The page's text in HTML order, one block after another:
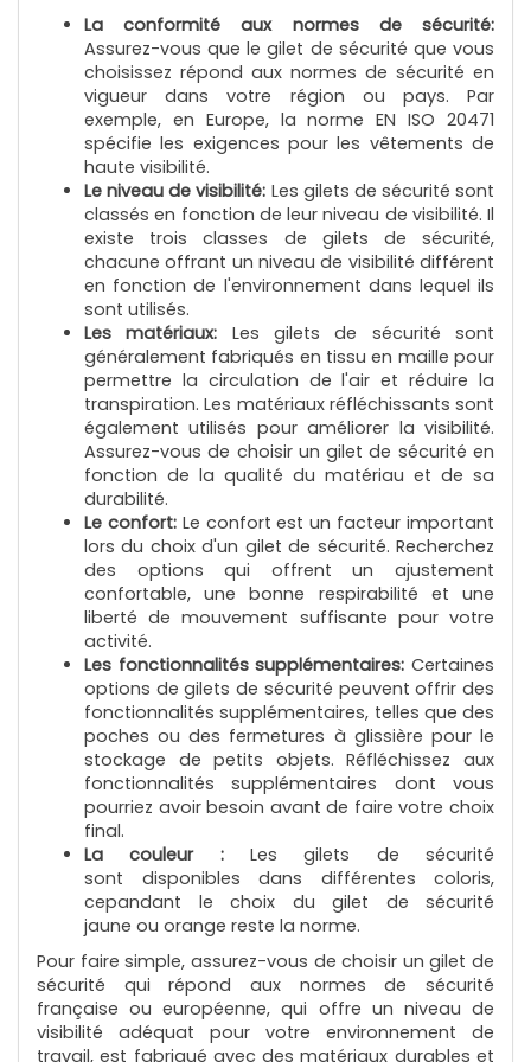
vous pouvez ajouter votre logo, une photo ou un texte,
afin que vous soyez facilement identifiable lors de vos
événements ou sur votre lieu de travail. De plus, notre
gamme de gilet jaune imprimé sont disponibles en
différentes tailles pour s'adapter à toutes les
morphologies.
Pour personnaliser votre gilet sécurité, nous vous
proposons plusieurs techniques, telles que la broderie, la
sérigraphie ou le transfert. Avec la broderie, votre logo ou
votre texte sera cousu directement sur le gilet de
sécurité, ce qui offre une finition de qualité et une
durabilité. Pour le flocage gilet de securite, vous pourrez
également choisir la sérigraphie, quant à elle, permet
d'imprimer votre design directement sur le gilet avec une
grande précision. Enfin, le transfert vous permet de
transférer votre design sur le gilet à l'aide de la chaleur.
Nos gilets de sécurité personnalisables avec votre logo
sont idéal pour les professionnels de la sécurité, les
organisateurs d'événements, les entreprises ou toute
personne souhaitant être visible et identifiable. Avec un
gilet sécurité de haute visibilité, vous pouvez être sûr
d'avoir un produit de qualité qui répondra à tous vos
besoins en termes de personnalisation et de sécurité.
Gilet de sécurité à haute visibilité personnalisable pour
entreprise et collectivité
Pour garantir la sécurité des professionnels, il est
essentiel de s'équiper d'un gilet de haute visibilité. Notre
gamme de gilets de sécurité haute visibilité
personnalisable est l'indispensable pour rester visible en
toute circonstance. Disponibles en orange ou jaune fluo,
ces gilets sont proposés aussi dans des couleurs blanc,
bleu, rouge, orange ou vert. Conçus pour être portés
par-dessus les vêtements, ces gilets de sécurité haute
visibilité sont particulièrement adaptés aux périodes
estivales où les vêtements de sécurité classiques
peuvent être trop encombrants et entraîner une gêne
pour les travailleurs.
Notre gamme de gilet de sécurité personnalisé pour
entreprise à petit prix, peut être floqué avec votre logo
ou texte promotionnel afin de mettre en valeur l'image
La conformité aux normes de sécurité:
Assurez-vous que le gilet de sécurité que vous
choisissez répond aux normes de sécurité en
vigueur dans votre région ou pays. Par
exemple, en Europe, la norme EN ISO 20471
spécifie les exigences pour les vêtements de
haute visibilité.
Le niveau de visibilité: Les gilets de sécurité sont
classés en fonction de leur niveau de visibilité. Il
existe trois classes de gilets de sécurité,
chacune offrant un niveau de visibilité différent
en fonction de l'environnement dans lequel ils
sont utilisés.
Les matériaux: Les gilets de sécurité sont
généralement fabriqués en tissu en maille pour
permettre la circulation de l'air et réduire la
transpiration. Les matériaux réfléchissants sont
également utilisés pour améliorer la visibilité.
Assurez-vous de choisir un gilet de sécurité en
fonction de la qualité du matériau et de sa
durabilité.
Le confort:Le confort est un facteur important
lors du choix d'un gilet de sécurité. Recherchez
des options qui offrent un ajustement
confortable, une bonne respirabilité et une
liberté de mouvement suffisante pour votre
activité.
Les fonctionnalités supplémentaires: Certaines
options de gilets de sécurité peuvent offrir des
fonctionnalités supplémentaires, telles que des
poches ou des fermetures à glissière pour le
stockage de petits objets. Réfléchissez aux
fonctionnalités supplémentaires dont vous
pourriez avoir besoin avant de faire votre choix
final.
La couleur : Les gilets de sécurité
sont disponibles dans différentes coloris,
cepandant le choix du gilet de sécurité
jaune ou orange reste la norme.
Pour faire simple, assurez-vous de choisir un gilet de
sécurité qui répond aux normes de sécurité
française ou européenne, qui offre un niveau de
visibilité adéquat pour votre environnement de
travail, est fabriqué avec des matériaux durables et